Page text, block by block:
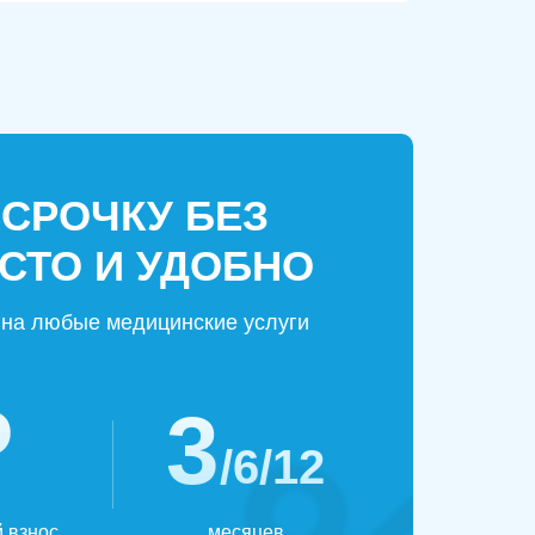
БЕЗ
И УДОБНО
любые медицинские услуги
3/6/12